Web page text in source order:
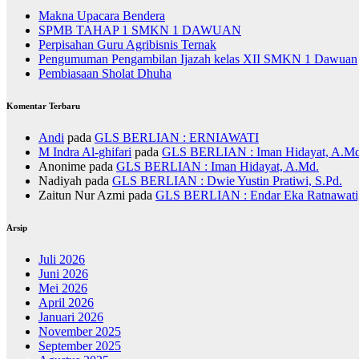
Makna Upacara Bendera
SPMB TAHAP 1 SMKN 1 DAWUAN
Perpisahan Guru Agribisnis Ternak
Pengumuman Pengambilan Ijazah kelas XII SMKN 1 Dawuan
Pembiasaan Sholat Dhuha
Komentar Terbaru
Andi pada GLS BERLIAN : ERNIAWATI
M Indra Al-ghifari pada GLS BERLIAN : Iman Hidayat,
Anonime pada GLS BERLIAN : Iman Hidayat, A.Md.
Nadiyah pada GLS BERLIAN : Dwie Yustin Pratiwi, S.Pd.
Zaitun Nur Azmi pada GLS BERLIAN : Endar Eka
Arsip
Juli 2026
Juni 2026
Mei 2026
April 2026
Januari 2026
November 2025
September 2025